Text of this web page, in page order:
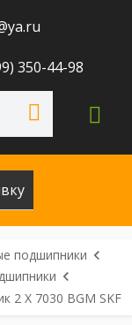
350-44-98
подшипники
2 X 7030 BGM SKF